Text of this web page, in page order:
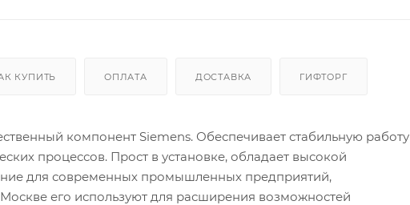
КУПИТЬ ОПЛАТА ДОСТАВКА ГИФТОРГ
компонент Siemens. Обеспечивает стабильную работу
процессов. Прост в установке, обладает высокой
для современных промышленных предприятий,
его используют для расширения возможностей